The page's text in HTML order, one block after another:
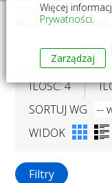
STRONA GŁÓWNA
KOLEKCJA FOSTONE
ILOŚĆ: 4
SORTUJ WG
WIDOK
Filtry
Więcej
Prywatności.
Zarządzaj